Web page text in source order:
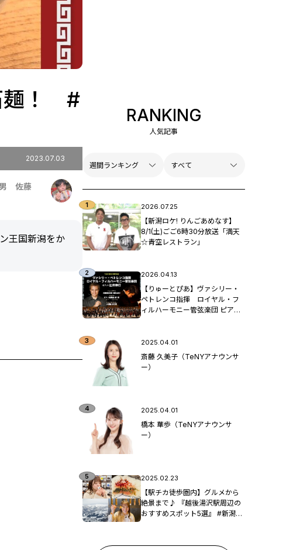
麺！ #
2023.07.03
男 佐藤
王国新潟をか
RANKING
人気記事
2026.07.25
【新潟ロケ! りんごあめなす】
8/1(土)ごご6時30分放送「満天
☆青空レストラン」
2026.04.13
【りゅーとぴあ】ヴァシリー・
ペトレンコ指揮 ロイヤル・フ
ィルハーモニー管弦楽団 ピア
2025.04.01
斎藤 久美子（TeNYアナウンサ
ー）
2025.04.01
橋本 華歩（TeNYアナウンサ
ー）
2025.02.23
【駅チカ徒歩圏内】グルメから
絶景まで♪ 『越後湯沢駅周辺の
おすすめスポット5選』 #新潟観